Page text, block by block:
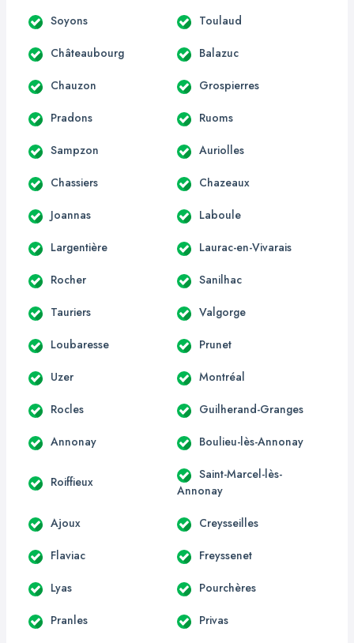
Soyons Toulaud
Châteaubourg Balazuc
Chauzon Grospierres
Pradons Ruoms
Sampzon Auriolles
Chassiers Chazeaux
Joannas Laboule
Largentière Laurac-en-Vivarais
Rocher Sanilhac
Tauriers Valgorge
Loubaresse Prunet
Uzer Montréal
Rocles Guilherand-Granges
Annonay Boulieu-lès-Annonay
Roiffieux
Saint-Marcel-lès-
Annonay
Ajoux Creysseilles
Flaviac Freyssenet
Lyas Pourchères
Pranles Privas